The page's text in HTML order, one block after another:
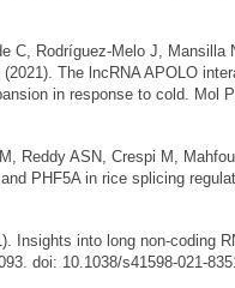
Rodríguez-Melo J, Mansilla
The lncRNA APOLO
in response to cold. Mol
ASN, Crespi M,
PHF5A in rice splicing
into long non-coding
doi: 10.1038/s41598-021-